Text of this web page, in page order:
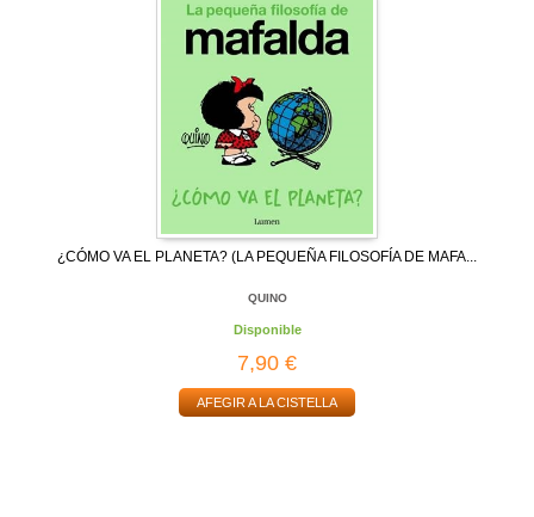
¿CÓMO VA EL PLANETA? (LA PEQUEÑA FILOSOFÍA DE MAFA...
QUINO
Disponible
7,90 €
AFEGIR A LA CISTELLA